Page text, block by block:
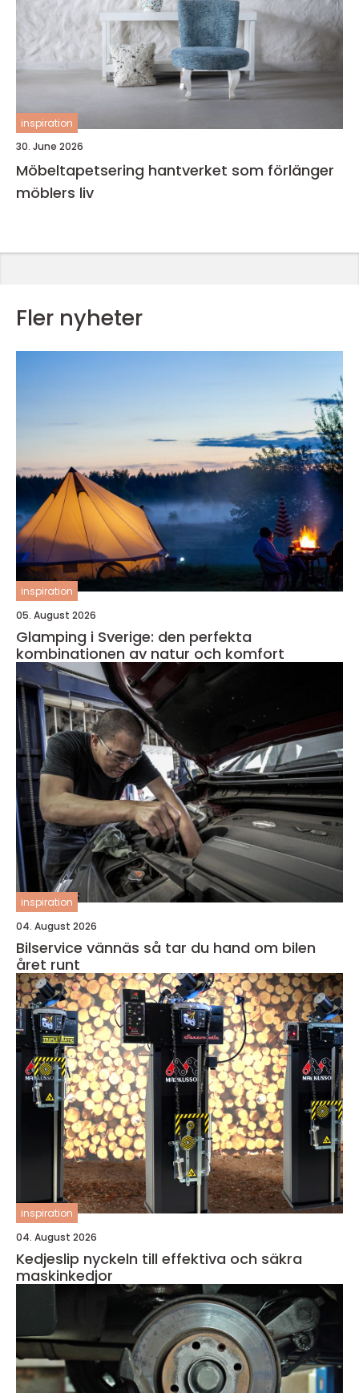
inspiration
30. June 2026
Möbeltapetsering hantverket som förlänger
möblers liv
Fler nyheter
inspiration
05. August 2026
Glamping i Sverige: den perfekta
kombinationen av natur och komfort
inspiration
04. August 2026
Bilservice vännäs så tar du hand om bilen
året runt
inspiration
04. August 2026
Kedjeslip nyckeln till effektiva och säkra
maskinkedjor